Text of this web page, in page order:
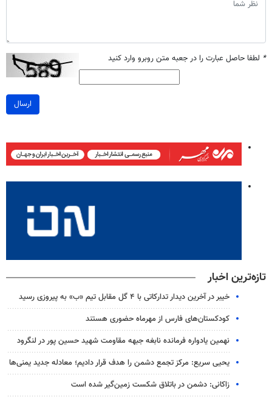
* لطفا حاصل عبارت را در جعبه متن روبرو وارد کنید
ارسال
تازه‌ترین اخبار
خیبر در آخرین دیدار تدارکاتی با ۴ گل مقابل تیم «ب» به پیروزی رسید
کودکستان‌های فارس از مهرماه حضوری هستند
نهمین یادواره فرمانده نابغه جبهه مقاومت شهید حسین پور در لنگرود
یحیی سریع: مرکز تجمع دشمن را هدف قرار دادیم؛ معادله جدید یمنی‌ها
زاکانی: دشمن در باتلاق شکست زمین‌گیر شده است